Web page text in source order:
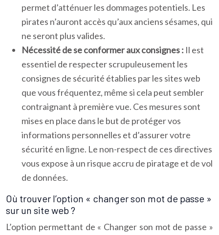
permet d’atténuer les dommages potentiels. Les
pirates n’auront accès qu’aux anciens sésames, qui
ne seront plus valides.
Nécessité de se conformer aux consignes : Il est
essentiel de respecter scrupuleusement les
consignes de sécurité établies par les sites web
que vous fréquentez, même si cela peut sembler
contraignant à première vue. Ces mesures sont
mises en place dans le but de protéger vos
informations personnelles et d’assurer votre
sécurité en ligne. Le non-respect de ces directives
vous expose à un risque accru de piratage et de vol
de données.
Où trouver l’option « changer son mot de passe »
sur un site web ?
L’option permettant de « Changer son mot de passe »